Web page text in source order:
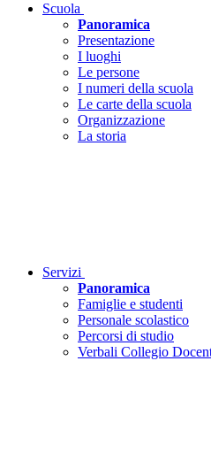
Scuola
Panoramica
Presentazione
I luoghi
Le persone
I numeri della scuola
Le carte della scuola
Organizzazione
La storia
Servizi
Panoramica
Famiglie e studenti
Personale scolastico
Percorsi di studio
Verbali Collegio